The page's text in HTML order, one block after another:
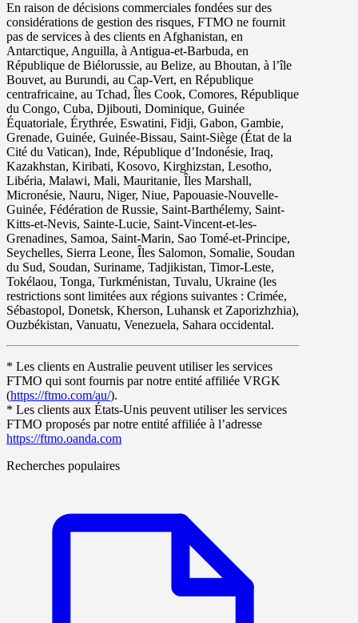
En raison de décisions commerciales fondées sur des
considérations de gestion des risques, FTMO ne fournit
pas de services à des clients en Afghanistan, en
Antarctique, Anguilla, à Antigua-et-Barbuda, en
République de Biélorussie, au Belize, au Bhoutan, à l’île
Bouvet, au Burundi, au Cap-Vert, en République
centrafricaine, au Tchad, Îles Cook, Comores, République
du Congo, Cuba, Djibouti, Dominique, Guinée
Équatoriale, Érythrée, Eswatini, Fidji, Gabon, Gambie,
Grenade, Guinée, Guinée-Bissau, Saint-Siège (État de la
Cité du Vatican), Inde, République d’Indonésie, Iraq,
Kazakhstan, Kiribati, Kosovo, Kirghizstan, Lesotho,
Libéria, Malawi, Mali, Mauritanie, Îles Marshall,
Micronésie, Nauru, Niger, Niue, Papouasie-Nouvelle-
Guinée, Fédération de Russie, Saint-Barthélemy, Saint-
Kitts-et-Nevis, Sainte-Lucie, Saint-Vincent-et-les-
Grenadines, Samoa, Saint-Marin, Sao Tomé-et-Principe,
Seychelles, Sierra Leone, Îles Salomon, Somalie, Soudan
du Sud, Soudan, Suriname, Tadjikistan, Timor-Leste,
Tokélaou, Tonga, Turkménistan, Tuvalu, Ukraine (les
restrictions sont limitées aux régions suivantes : Crimée,
Sébastopol, Donetsk, Kherson, Luhansk et Zaporizhzhia),
Ouzbékistan, Vanuatu, Venezuela, Sahara occidental.
* Les clients en Australie peuvent utiliser les services
FTMO qui sont fournis par notre entité affiliée VRGK
(https://ftmo.com/au/).
* Les clients aux États-Unis peuvent utiliser les services
FTMO proposés par notre entité affiliée à l’adresse
https://ftmo.oanda.com
Recherches populaires